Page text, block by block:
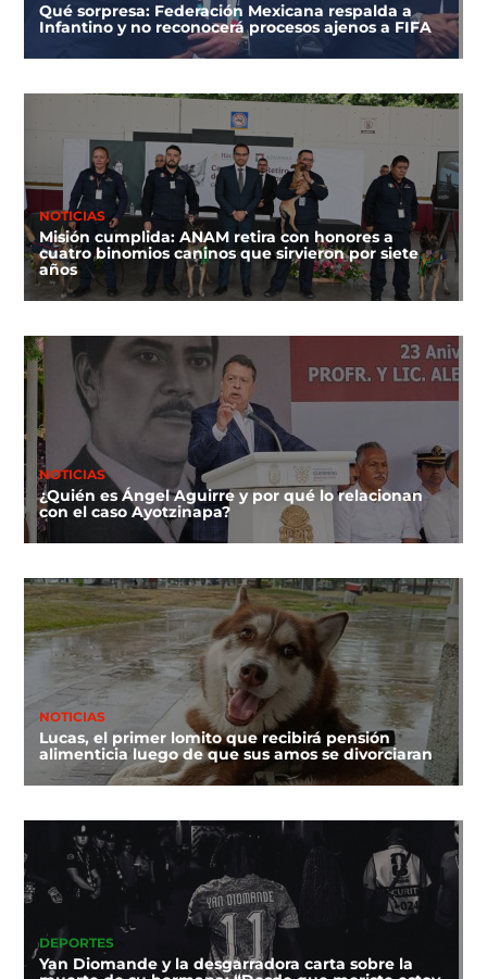
Qué sorpresa: Federación Mexicana respalda a
Infantino y no reconocerá procesos ajenos a FIFA
NOTICIAS
Misión cumplida: ANAM retira con honores a
cuatro binomios caninos que sirvieron por siete
años
NOTICIAS
¿Quién es Ángel Aguirre y por qué lo relacionan
con el caso Ayotzinapa?
NOTICIAS
Lucas, el primer lomito que recibirá pensión
alimenticia luego de que sus amos se divorciaran
DEPORTES
Yan Diomande y la desgarradora carta sobre la